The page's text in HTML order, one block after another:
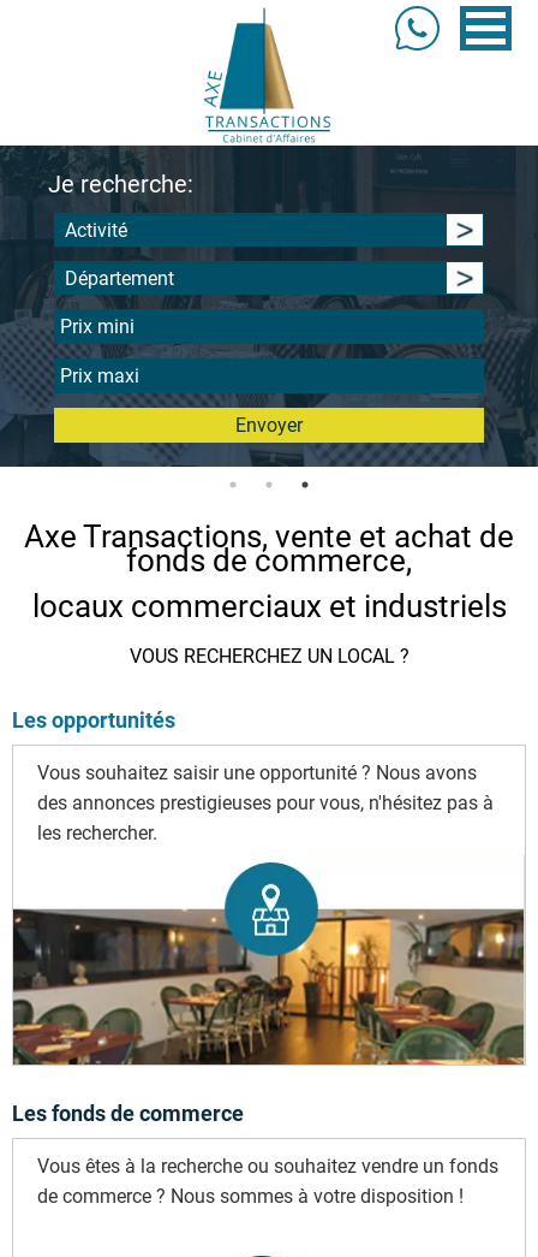
Je recherche:
Activité
Département
Envoyer
Axe Transactions, vente et achat de
fonds de commerce,
locaux commerciaux et industriels
VOUS RECHERCHEZ UN LOCAL ?
Les opportunités
Vous souhaitez saisir une opportunité ? Nous avons
des annonces prestigieuses pour vous, n'hésitez pas à
les rechercher.
Les fonds de commerce
Vous êtes à la recherche ou souhaitez vendre un fonds
de commerce ? Nous sommes à votre disposition !